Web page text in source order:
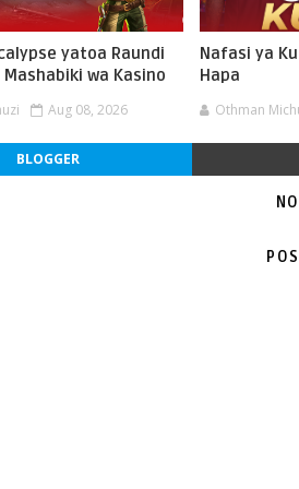
yatoa Raundi
wa Kasino
Aug 08, 2026
Nafasi ya
Hapa
Othman
BLOGGER